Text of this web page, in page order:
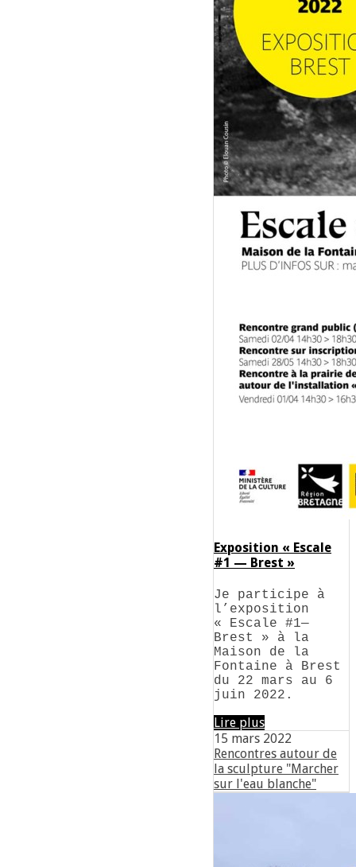
Exposition « Escale
#1 — Brest »
Je participe à
l’exposition
« Escale #1—
Brest » à la
Maison de la
Fontaine à Brest
du 22 mars au 6
juin 2022.
Lire plus
15 mars 2022
Rencontres autour de
la sculpture "Marcher
sur l'eau blanche"